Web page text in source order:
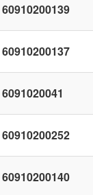
60910200139
60910200137
6091020041
60910200252
60910200140